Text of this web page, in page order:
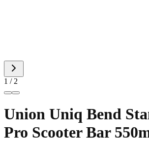
1 / 2
Union Uniq Bend
Pro Scooter Bar